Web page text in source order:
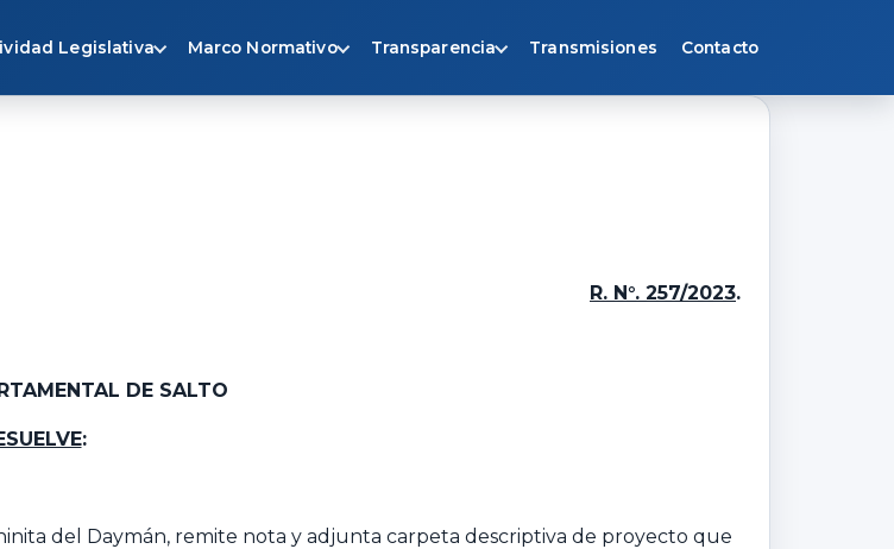
Legislativa Marco Normativo Transparencia Transmisiones Contacto
R. N°. 257/2023.
DE SALTO
:
del Daymán, remite nota y adjunta carpeta descriptiva de proyecto que